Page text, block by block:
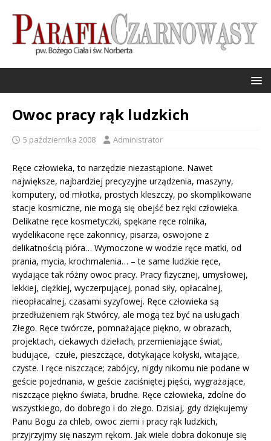
Owoc pracy rąk ludzkich
5 października 2008 Administrator
Ręce człowieka, to narzędzie niezastąpione. Nawet
największe, najbardziej precyzyjne urządzenia, maszyny,
komputery, od młotka, prostych kleszczy, po skomplikowane
stacje kosmiczne, nie mogą się obejść bez ręki człowieka.
Delikatne ręce kosmetyczki, spękane ręce rolnika,
wydelikacone ręce zakonnicy, pisarza, oswojone z
delikatnością pióra… Wymoczone w wodzie ręce matki, od
prania, mycia, krochmalenia… – te same ludzkie ręce,
wydające tak różny owoc pracy. Pracy fizycznej, umysłowej,
lekkiej, ciężkiej, wyczerpującej, ponad siły, opłacalnej,
nieopłacalnej, czasami syzyfowej. Ręce człowieka są
przedłużeniem rąk Stwórcy, ale mogą też być na usługach
Złego. Ręce twórcze, pomnażające piękno, w obrazach,
projektach, ciekawych dziełach, przemieniające świat,
budujące, czułe, pieszczące, dotykające kołyski, witające,
czyste. I ręce niszczące; zabójcy, nigdy nikomu nie podane w
geście pojednania, w geście zaciśniętej pięści, wygrażające,
niszczące piękno świata, brudne. Ręce człowieka, zdolne do
wszystkiego, do dobrego i do złego. Dzisiaj, gdy dziękujemy
Panu Bogu za chleb, owoc ziemi i pracy rąk ludzkich,
przyjrzyjmy się naszym rękom. Jak wiele dobra dokonuje się